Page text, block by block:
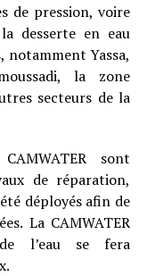
de pression, voire
desserte en eau
notamment Yassa,
la zone
secteurs de la
sont
de réparation,
déployés afin de
La CAMWATER
l’eau se fera